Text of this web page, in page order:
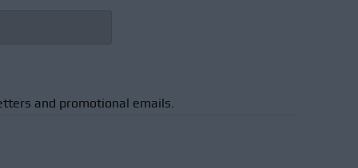
and promotional emails.